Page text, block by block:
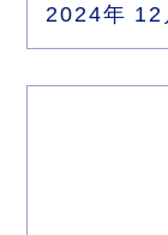
2024年 12